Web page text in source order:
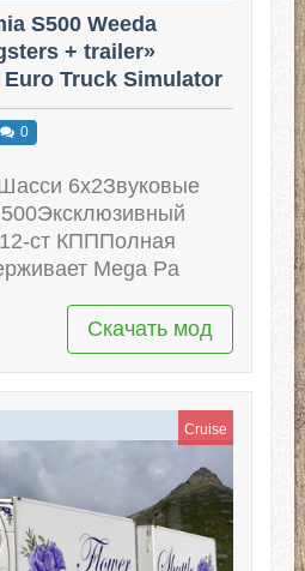
S500 Weeda
+ trailer»
Truck Simulator
0
6x2Звуковые
ст КПППолная
Mega Pa
Скачать мод
Cruise